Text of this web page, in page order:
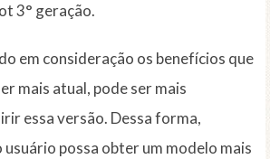
3° geração.
em consideração os benefícios que
mais atual, pode ser mais
essa versão. Dessa forma,
usuário possa obter um modelo mais